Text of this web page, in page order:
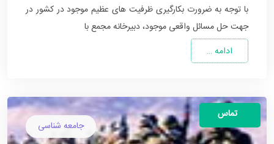
با توجه به ضرورت بکارگیری ظرفیت های عظیم موجود در کشور در
جهت حل مسائل واقعی موجود، دبیرخانه مجمع با
ادامه …
جامعه شناسی
تماس